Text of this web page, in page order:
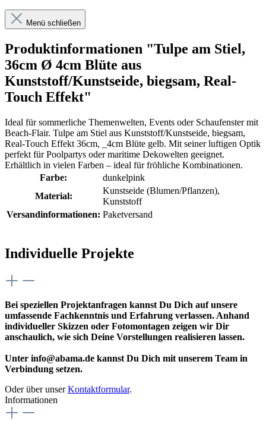
Menü schließen
Produktinformationen "Tulpe am Stiel,
36cm Ø 4cm Blüte aus
Kunststoff/Kunstseide, biegsam, Real-
Touch Effekt"
Ideal für sommerliche Themenwelten, Events oder Schaufenster mit
Beach-Flair. Tulpe am Stiel aus Kunststoff/Kunstseide, biegsam,
Real-Touch Effekt 36cm, _4cm Blüte gelb. Mit seiner luftigen Optik
perfekt für Poolpartys oder maritime Dekowelten geeignet.
Erhältlich in vielen Farben – ideal für fröhliche Kombinationen.
Farbe:
dunkelpink
Material:
Kunstseide (Blumen/Pflanzen),
Kunststoff
Versandinformationen: Paketversand
Individuelle Projekte
Bei speziellen Projektanfragen kannst Du Dich auf unsere
umfassende Fachkenntnis und Erfahrung verlassen. Anhand
individueller Skizzen oder Fotomontagen zeigen wir Dir
anschaulich, wie sich Deine Vorstellungen realisieren lassen.
Unter info@abama.de kannst Du Dich mit unserem Team in
Verbindung setzen.
Oder über unserKontaktformular.
Informationen